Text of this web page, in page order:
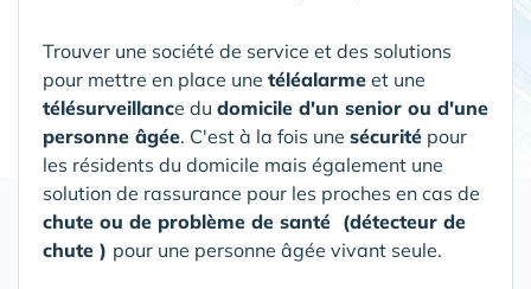
Trouver une société de service et des solutions
pour mettre en place une téléalarme et une
télésurveillance du domicile d'un senior ou d'une
personne âgée. C'est à la fois une sécurité pour
les résidents du domicile mais également une
solution de rassurance pour les proches en cas de
chute ou de problème de santé (détecteur de
chute ) pour une personne âgée vivant seule.